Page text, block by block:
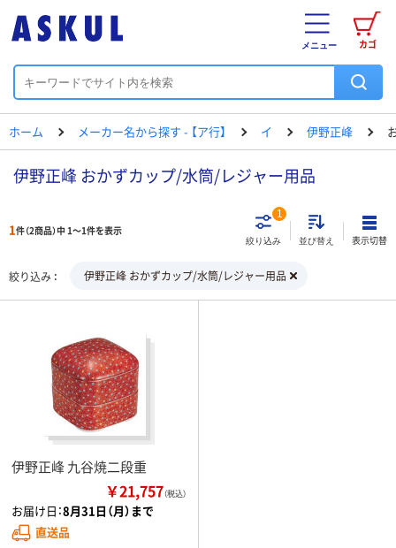
カゴ
メニュー
ホーム メーカー名から探す - 【ア行】 イ 伊野正峰
伊野正峰 おかずカップ/水筒/レジャー用品
1件（2商品）中 1～1件を表示
絞り込み
1
並び替え 表示切替
絞り込み 伊野正峰 おかずカップ/水筒/レジャー用品
伊野正峰 九谷焼二段重
￥21,757（税込）
お届け日：8月31日（月）まで
直送品